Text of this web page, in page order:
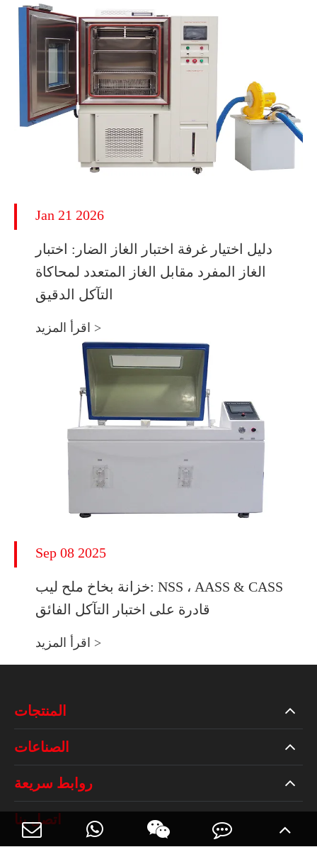
Jan 21 2026
دليل اختيار غرفة اختبار الغاز الضار: اختبار
الغاز المفرد مقابل الغاز المتعدد لمحاكاة
التآكل الدقيق
اقرأ المزيد >
Sep 08 2025
خزانة بخاخ ملح ليب: NSS ، AASS & CASS
قادرة على اختبار التآكل الفائق
اقرأ المزيد >
المنتجات
الصناعات
روابط سريعة
اتصل بنا